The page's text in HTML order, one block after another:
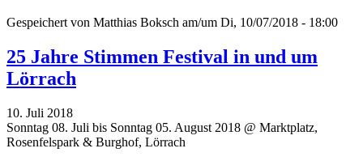
Gespeichert von Matthias Boksch am/um Di, 10/07/2018 - 18:00
25 Jahre Stimmen Festival in und um
Lörrach
10. Juli 2018
Sonntag 08. Juli bis Sonntag 05. August 2018 @ Marktplatz,
Rosenfelspark & Burghof, Lörrach